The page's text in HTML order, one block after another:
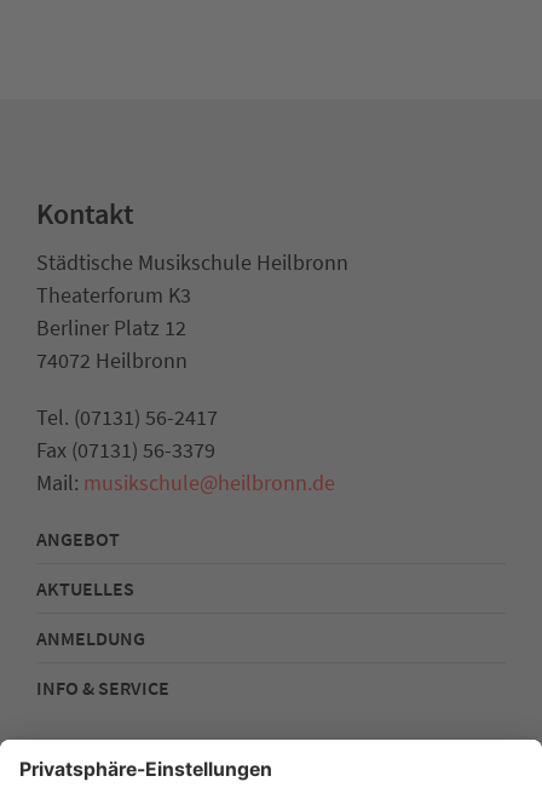
Kontakt
Städtische Musikschule Heilbronn
Theaterforum K3
Berliner Platz 12
74072 Heilbronn
Tel. (07131) 56-2417
Fax (07131) 56-3379
Mail: musikschule@heilbronn.de
ANGEBOT
AKTUELLES
ANMELDUNG
INFO & SERVICE
Kontakt